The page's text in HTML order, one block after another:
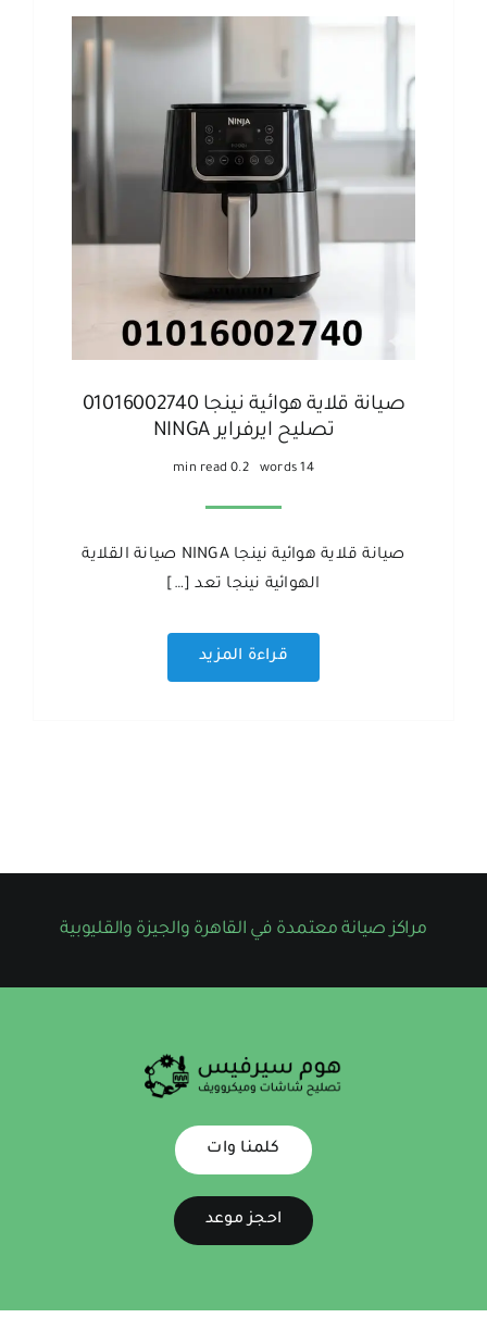
صيانة قلاية هوائية نينجا 01016002740
تصليح ايرفراير NINGA
14 words
0.2 min read
صيانة قلاية هوائية نينجا NINGA صيانة القلاية
الهوائية نينجا تعد […]
قراءة المزيد
مراكز صيانة معتمدة في القاهرة والجيزة والقليوبية
كلمنا وات
احجز موعد